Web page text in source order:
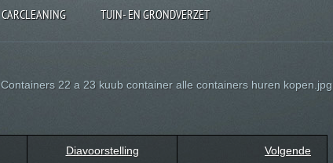
CARCLEANING
TUIN- EN GRONDVERZET
Containers 22 a 23 kuub container alle containers huren kopen.jpg
Diavoorstelling Volgende